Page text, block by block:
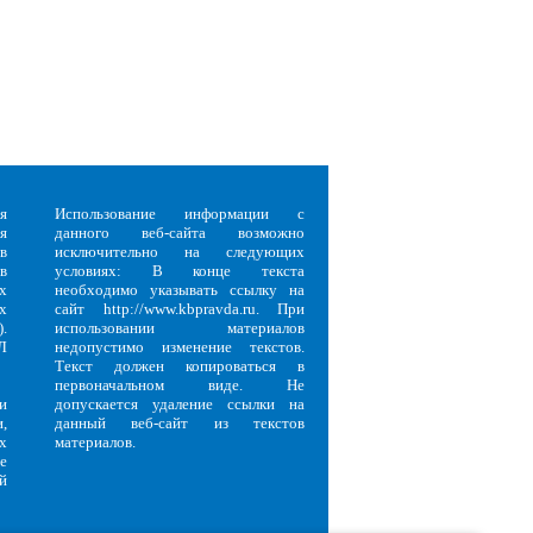
Использование информации с
данного веб-сайта возможно
исключительно на следующих
условиях: В конце текста
необходимо указывать ссылку на
сайт http://www.kbpravda.ru. При
использовании материалов
недопустимо изменение текстов.
Текст должен копироваться в
первоначальном виде. Не
допускается удаление ссылки на
данный веб-сайт из текстов
материалов.